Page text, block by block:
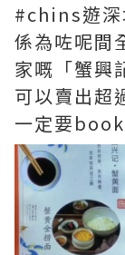
#chins遊深
係為咗呢間
家嘅「蟹興
可以賣出超
一定要